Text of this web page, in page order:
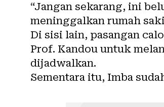
“Jangan sekarang, ini
meninggalkan rumah
Di sisi lain, pasangan
Prof. Kandou untuk
dijadwalkan.
Sementara itu, Imba